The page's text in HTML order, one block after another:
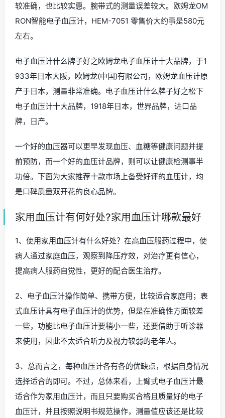
较准确，也比较实惠。腕带式的测量误差较大。欧姆龙OM
RON智能电子血压计，HEM-7051 零售价大约事是580元
左右。
电子血压计什么牌子好之欧姆龙电子血压计十大品牌，于1
933年日本大阪，欧姆龙(中国)有限公司，欧姆龙血压计原
产于日本，测量非常准确。电子血压计什么牌子好之松下
电子血压计十大品牌，1918年日本，世界品牌，进口品
牌，日产。
一个好的血压器可以更早发现血压、血糖等健康问题并提
前预防，而一个好的血压计品牌，则可以让健康检测事半
功倍。下面为大家推荐十款市场上备受好评的血压计，均
是口碑质量双开花的良心品牌。
家用血压计有何好处?家用血压计哪款最好
1、使用家用血压计有什么好处？在高血压服药过程中，使
病人通过家庭血压，观察到降压疗效，对治疗更有信心，
提高病人服药自觉性，更好的配合医生治疗。
2、电子血压计操作简单、携带方便，比较适合家庭用；表
式血压计具有电子血压计的优势，但是在准确性方面较差
一些，功能比电子血压计要稍小一些，还要借助于听诊器
来使用，因此不太适合听力及视力较弱的老年人。
3、总而言之，每种血压计各有各的优缺点，根据自身情况
选择适合的即可。不过，总体来看，上臂式电子血压计最
适合作为家用血压计，而且只要购买合格且质量好的电子
血压计，并且按照说明书规范操作，测量值应该还是比较